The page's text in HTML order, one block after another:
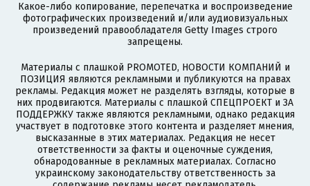
Какое-либо копирование, перепечатка и воспроизведение
фотографических произведений и/или аудиовизуальных
произведений правообладателя Getty Images строго
запрещены.
Материалы с плашкой PROMOTED, НОВОСТИ КОМПАНИЙ и
ПОЗИЦИЯ являются рекламными и публикуются на правах
рекламы. Редакция может не разделять взгляды, которые в
них продвигаются. Материалы с плашкой СПЕЦПРОЕКТ и ЗА
ПОДДЕРЖКУ также являются рекламными, однако редакция
участвует в подготовке этого контента и разделяет мнения,
высказанные в этих материалах. Редакция не несет
ответственности за факты и оценочные суждения,
обнародованные в рекламных материалах. Согласно
украинскому законодательству ответственность за